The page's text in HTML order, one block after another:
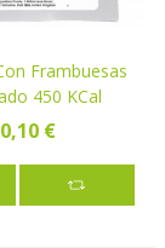
Frambuesas
450 KCal
€